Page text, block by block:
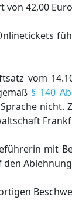
von 42,00
vom
§ 140
mit